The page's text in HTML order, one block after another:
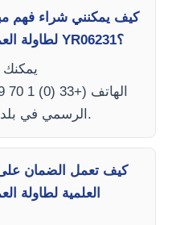
كيف يمكنني شراء فهم
لطاولة العمليات الكهربائية الهيدروليكية YR06231؟
يمكنك
50) أو عبر موقع Kalstein الرسمي في بلدك.
كيف تعمل الضمان
العلمية لطاولة